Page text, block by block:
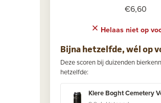
€6,60
Helaas niet op
Bijna hetzelfde, wél op
Deze scoren bij duizenden
hetzelfde:
Klere Boght Cemetery